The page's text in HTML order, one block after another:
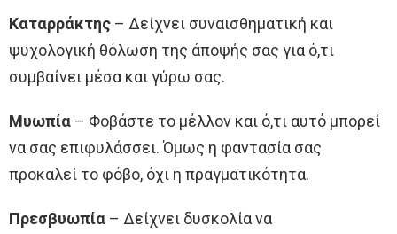
Καταρράκτης – Δείχνει συναισθηματική και
ψυχολογική θόλωση της άποψής σας για ό,τι
συμβαίνει μέσα και γύρω σας.
Μυωπία – Φοβάστε το μέλλον και ό,τι αυτό μπορεί
να σας επιφυλάσσει. Όμως η φαντασία σας
προκαλεί το φόβο, όχι η πραγματικότητα.
Πρεσβυωπία – Δείχνει δυσκολία να